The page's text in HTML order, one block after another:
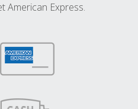
American Express.